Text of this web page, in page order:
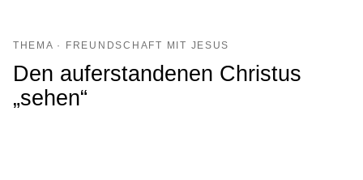
THEMA · FREUNDSCHAFT MIT JESUS
Den auferstandenen Christus
„sehen“